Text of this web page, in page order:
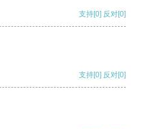
支持[0] 反对[0]
支持[0] 反对[0]